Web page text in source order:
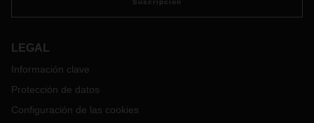
Suscripción
LEGAL
Información clave
Protección de datos
Configuración de las cookies